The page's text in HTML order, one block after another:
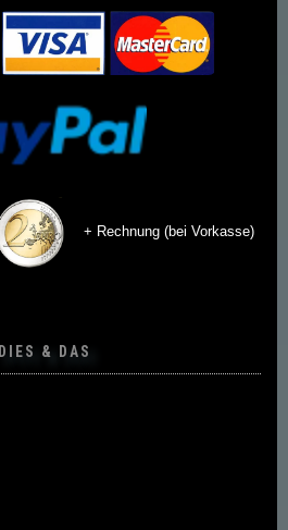
+ Rechnung (bei Vorkasse)
DIES & DAS